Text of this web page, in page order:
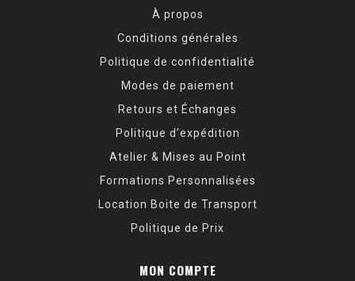
À propos
Conditions générales
Politique de confidentialité
Modes de paiement
Retours et Échanges
Politique d’expédition
Atelier & Mises au Point
Formations Personnalisées
Location Boite de Transport
Politique de Prix
MON COMPTE